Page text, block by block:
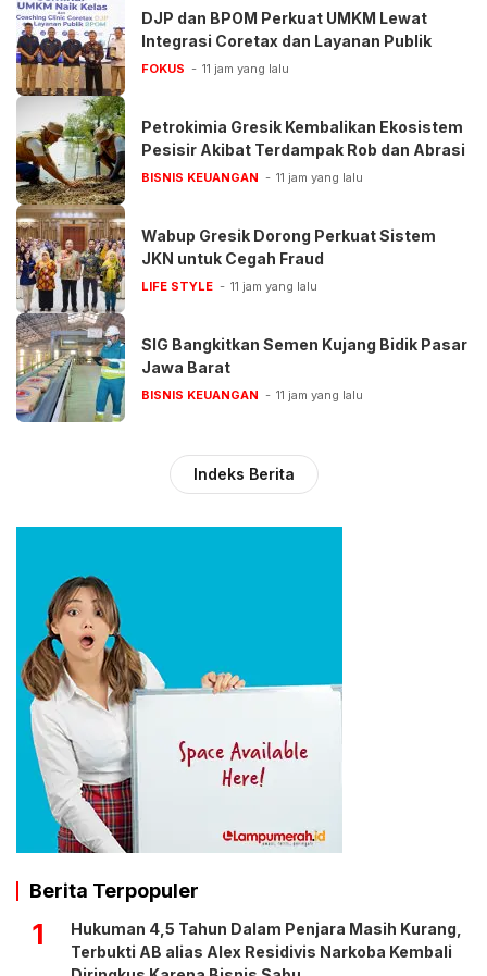
DJP dan BPOM Perkuat UMKM Lewat
Integrasi Coretax dan Layanan Publik
FOKUS 11 jam yang lalu
Petrokimia Gresik Kembalikan Ekosistem
Pesisir Akibat Terdampak Rob dan Abrasi
BISNIS KEUANGAN 11 jam yang lalu
Wabup Gresik Dorong Perkuat Sistem
JKN untuk Cegah Fraud
LIFE STYLE 11 jam yang lalu
SIG Bangkitkan Semen Kujang Bidik Pasar
Jawa Barat
BISNIS KEUANGAN 11 jam yang lalu
Indeks Berita
Berita Terpopuler
1
Hukuman 4,5 Tahun Dalam Penjara Masih Kurang,
Terbukti AB alias Alex Residivis Narkoba Kembali